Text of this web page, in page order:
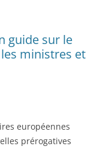
guide sur le
ministres et
européennes
prérogatives